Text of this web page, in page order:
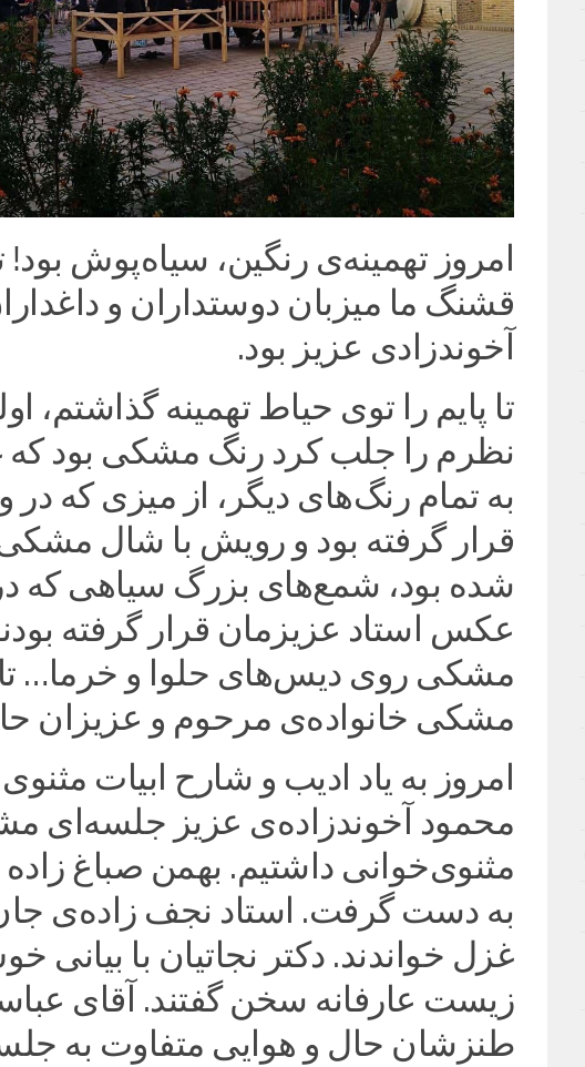
امروز تهمینه‌ی رنگین، سیاه‌پوش بود!
قشنگ ما میزبان دوستداران و
آخوندزاد‌ی عزیز بود.
تا پایم را توی حیاط تهمینه گذاشتم،
نظرم را جلب کرد رنگ مشکی بود که
به تمام رنگ‌های دیگر، از میزی که
قرار گرفته بود و رویش با شال
شده بود، شمع‌های بزرگ سیاهی که
عکس استاد عزیزمان قرار گرفته
مشکی روی دیس‌های حلوا و خرما…
مشکی خانواده‌ی مرحوم و عزیزان
امروز به یاد ادیب و شارح ابیات
محمود آخوندزاده‌ی عزیز جلسه‌ای
مثنوی‌خوانی داشتیم. بهمن صباغ زاده
به دست گرفت. استاد نجف زاده‌ی
غزل خواندند. دکتر نجاتیان با بیانی
زیست عارفانه سخن گفتند. آقای
طنزشان حال و هوایی متفاوت به